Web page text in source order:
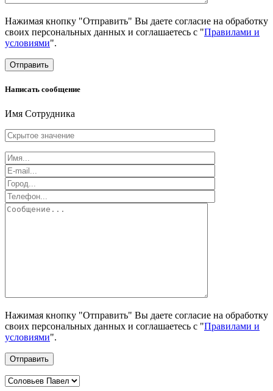
Нажимая кнопку "Отправить" Вы даете согласие на обработку
своих персональных данных и соглашаетесь с "Правилами и
условиями".
Отправить
Написать сообщение
Имя Сотрудника
Нажимая кнопку "Отправить" Вы даете согласие на обработку
своих персональных данных и соглашаетесь с "Правилами и
условиями".
Отправить